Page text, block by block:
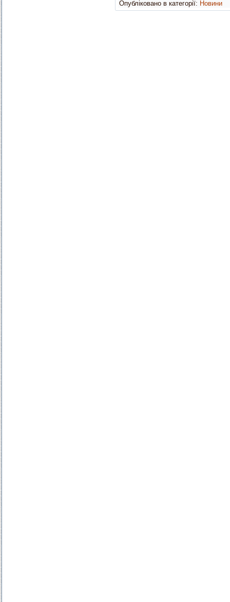
Опубліковано в категорії: Новини